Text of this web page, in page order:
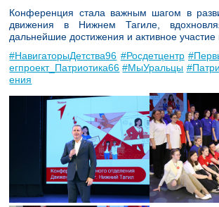
Конференция стала важным шагом в
движения в Нижнем Тагиле,
дальнейшие достижения и активное участие
#НавигаторыДетства96 #Росдетцентр
егпроект_Патриотика66 #МыУральцы
ения